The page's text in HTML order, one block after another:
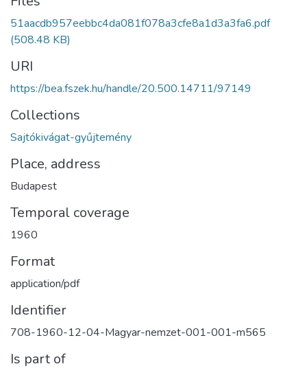
51aacdb957eebbc4da081f078a3cfe8a1d3a3fa6.pdf
(508.48 KB)
URI
https://bea.fszek.hu/handle/20.500.14711/97149
Collections
Sajtókivágat-gyűjtemény
Place, address
Budapest
Temporal coverage
1960
Format
application/pdf
Identifier
708-1960-12-04-Magyar-nemzet-001-001-m565
Is part of